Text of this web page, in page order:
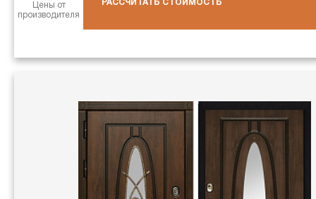
Цены от
производителя
РАССЧИТАТЬ СТОИМОСТЬ